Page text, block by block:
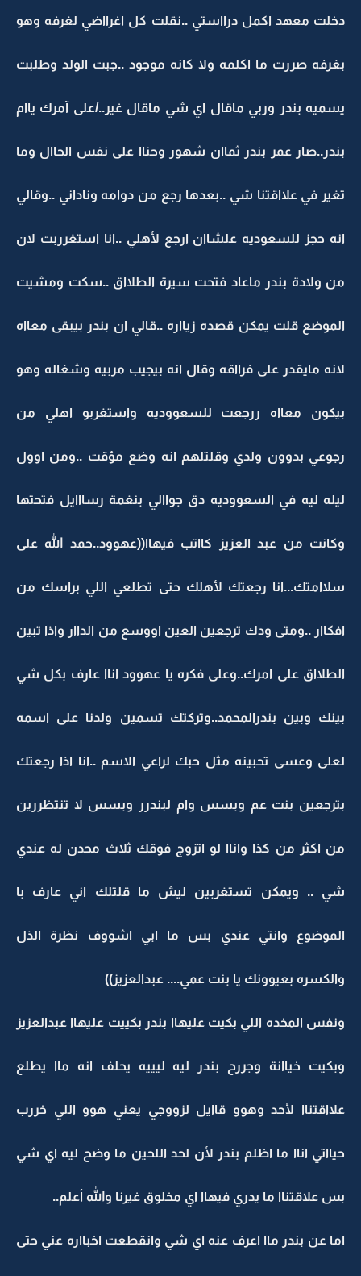
دخلت معهد اكمل درااستي ..نقلت كل اغرااضي لغرفه وهو
بغرفه صررت ما اكلمه ولا كانه موجود ..جبت الولد وطلبت
يسميه بندر وربي ماقال اي شي ماقال غير../على آمرك ياام
بندر..صار عمر بندر ثماان شهور وحناا على نفس الحاال وما
تغير في علااقتنا شي ..بعدها رجع من دوامه وناداني ..وقالي
انه حجز للسعوديه علشاان ارجع لأهلي ..انا استغرربت لان
من ولادة بندر ماعاد فتحت سيرة الطلااق ..سكت ومشيت
الموضع قلت يمكن قصده زيااره ..قالي ان بندر بيبقى معااه
لانه مايقدر على فرااقه وقال انه بيجيب مربيه وشغاله وهو
بيكون معااه ررجعت للسعووديه واستغربو اهلي من
رجوعي بدوون ولدي وقلتلهم انه وضع مؤقت ..ومن اوول
ليله ليه في السعووديه دق جواالي بنغمة رسااايل فتحتها
وكانت من عبد العزيز كااتب فيهاا((عهوود..حمد الله على
سلاامتك...انا رجعتك لأهلك حتى تطلعي اللي براسك من
افكاار ..ومتى ودك ترجعين العين اووسع من الداار واذا تبين
الطلااق على امرك..وعلى فكره يا عهوود اناا عارف بكل شي
بينك وبين بندرالمحمد..وتركتك تسمين ولدنا على اسمه
لعلى وعسى تحبينه مثل حبك لراعي الاسم ..انا اذا رجعتك
بترجعين بنت عم وبسس وام لبندرر وبسس لا تنتظررين
من اكثر من كذا واناا لو اتزوج فوقك ثلاث محدن له عندي
شي .. ويمكن تستغربين ليش ما قلتلك اني عارف با
الموضوع وانتي عندي بس ما ابي اشووف نظرة الذل
والكسره بعيوونك يا بنت عمي.... عبدالعزيز))
ونفس المخده اللي بكيت عليهاا بندر بكييت عليهاا عبدالعزيز
وبكيت خياانة وجررح بندر ليه ليييه يحلف انه ماا يطلع
علااقتناا لأحد وهوو قاايل لزووجي يعني هوو اللي خررب
حيااتي اناا ما اظلم بندر لأن لحد اللحين ما وضح ليه اي شي
بس علاقتناا ما يدري فيهاا اي مخلوق غيرنا والله أعلم..
اما عن بندر ماا اعرف عنه اي شي وانقطعت اخبااره عني حتى